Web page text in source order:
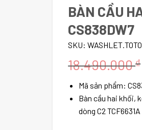
BÀN CẦU
CS838DW7
SKU:
18.490.000₫
Mã sản phẩm:
Bàn cầu hai khối,
dòng C2 TCF6631A